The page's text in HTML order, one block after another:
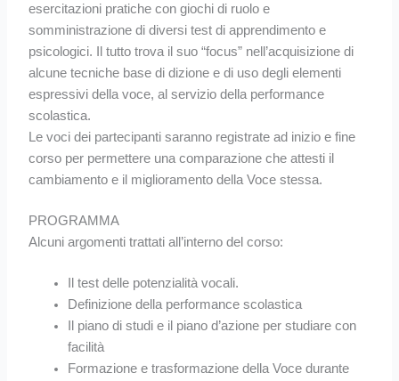
esercitazioni pratiche con giochi di ruolo e
somministrazione di diversi test di apprendimento e
psicologici. Il tutto trova il suo “focus” nell’acquisizione di
alcune tecniche base di dizione e di uso degli elementi
espressivi della voce, al servizio della performance
scolastica.
Le voci dei partecipanti saranno registrate ad inizio e fine
corso per permettere una comparazione che attesti il
cambiamento e il miglioramento della Voce stessa.
PROGRAMMA
Alcuni argomenti trattati all’interno del corso:
Il test delle potenzialità vocali.
Definizione della performance scolastica
Il piano di studi e il piano d’azione per studiare con
facilità
Formazione e trasformazione della Voce durante